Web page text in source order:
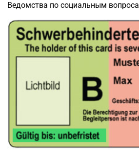
Ведомства по социальным